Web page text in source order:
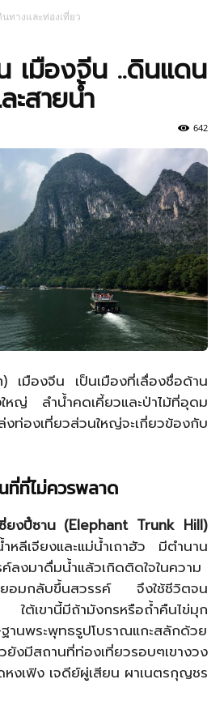
นทางและท่องเที่ยว
เมืองจีน ..ดินแดน
ะสายน้ำ
642
เมืองจีน เป็นเมืองที่เลื่องชื่อด้าน
หญ่ ลำน้ำคดเคี้ยวและป่าไม้ที่อุดม
เที่ยวส่วนใหญ่จะเกี่ยวข้องกับ
ที่ที่ไม่ควรพลาด
ยงปี๋ซาน (Elephant Trunk Hill)
หลีเจียงและแม่น้ำเถาฮัว มีตำนาน
ค์ลงมาดื่มน้ำแล้วเกิดติดใจในความ
ยอมกลับขึ้นสวรรค์ จึงใช้ชีวิตจน
เขานี้มีถ้ามังกรหรือถ้ำคืนไข่มุก
านพระพุทธรูปโบราณแกะสลักด้วย
มีสถานที่ท่องเที่ยวรอบๆเขางวง
หงเฟิง เจดีย์ผู่เสียน ผาเนตรกุญชร